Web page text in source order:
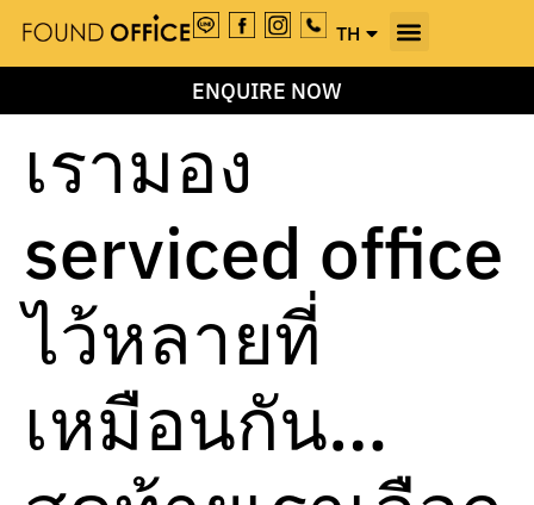
TH
EN
ENQUIRE NOW
เรามอง
serviced office
ไว้หลายที่
เหมือนกัน…